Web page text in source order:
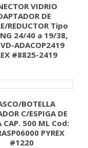
VIDRIO
DE
REDUCTOR Tipo
24/40 a 19/38,
ADACOP2419
#8825-2419
BOTELLA
C/ESPIGA DE
CAP. 500 ML Cod:
PYREX
#1220